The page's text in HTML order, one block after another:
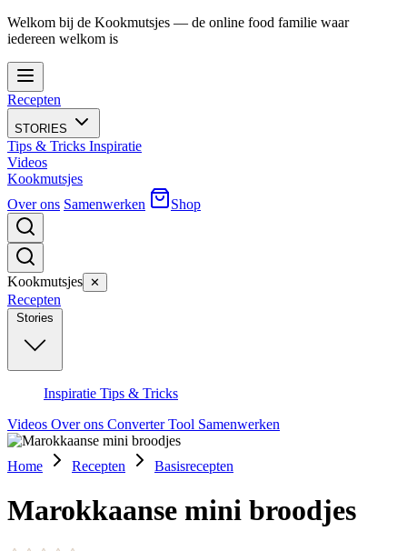
Welkom bij de Kookmutsjes — de online food familie waar
iedereen welkom is
Recepten
STORIES
Tips & Tricks Inspiratie
Videos
Kookmutsjes
Over ons Samenwerken Shop
Kookmutsjes ✕
Recepten
Inspiratie Tips & Tricks
Videos Over ons Converter Tool Samenwerken
Home Recepten Basisrecepten
Marokkaanse mini broodjes